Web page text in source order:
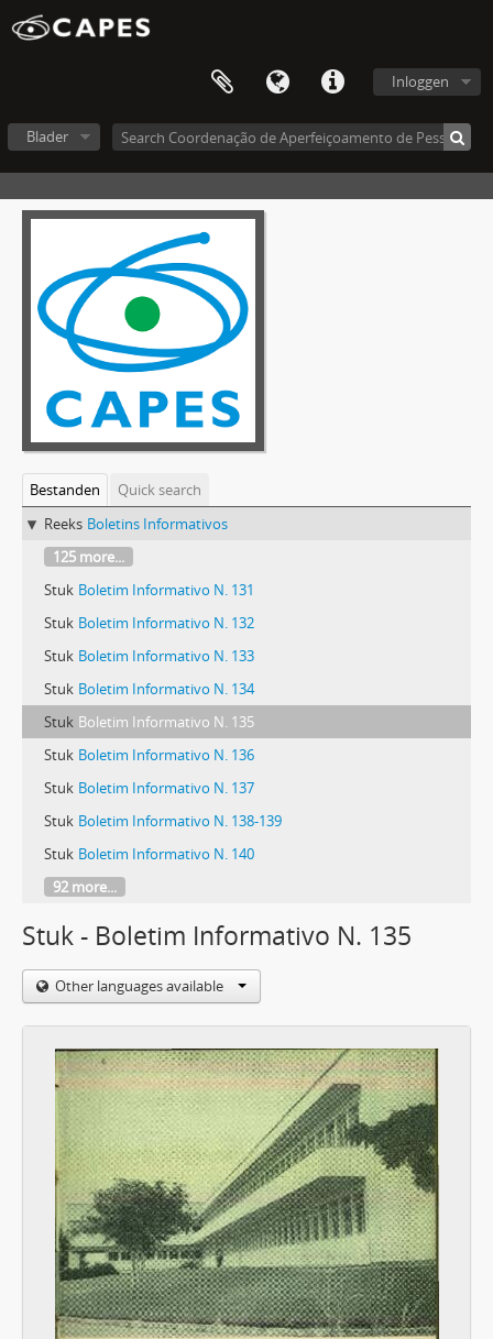
Inloggen
Blader
Bestanden
Quick search
Reeks Boletins Informativos
125 more...
Stuk Boletim Informativo N. 131
Stuk Boletim Informativo N. 132
Stuk Boletim Informativo N. 133
Stuk Boletim Informativo N. 134
Stuk Boletim Informativo N. 135
Stuk Boletim Informativo N. 136
Stuk Boletim Informativo N. 137
Stuk Boletim Informativo N. 138-139
Stuk Boletim Informativo N. 140
92 more...
Stuk - Boletim Informativo N. 135
Other languages available